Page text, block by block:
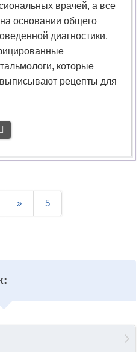
врачей, а все
основании общего
диагностики.
которые
рецепты для
» 5